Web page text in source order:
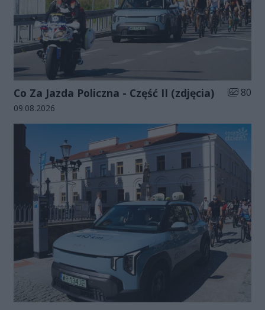
Co Za Jazda Policzna - Część II (zdjęcia) Liczba
80
Data dodania galerii:
09.08.2026